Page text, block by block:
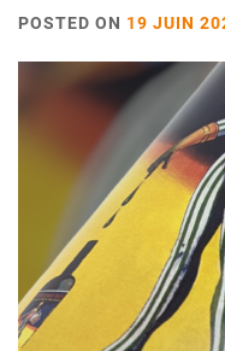
POSTED ON 19 JUIN